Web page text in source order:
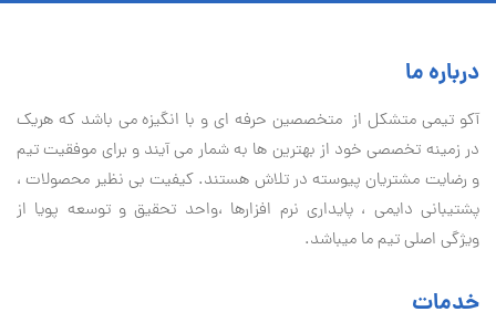
درباره ما
آكو تيمی متشکل از متخصصین حرفه ای و با انگیزه می باشد که هریک
در زمینه تخصصی خود از بهترین ها به شمار می آیند و برای موفقیت تيم
و رضایت مشتریان پیوسته در تلاش هستند. کیفیت بی نظير محصولات ،
پشتیبانی دايمی ، پایداری نرم افزارها ،واحد تحقیق و توسعه پویا از
ویژگی اصلی تیم ما میباشد.
خدمات